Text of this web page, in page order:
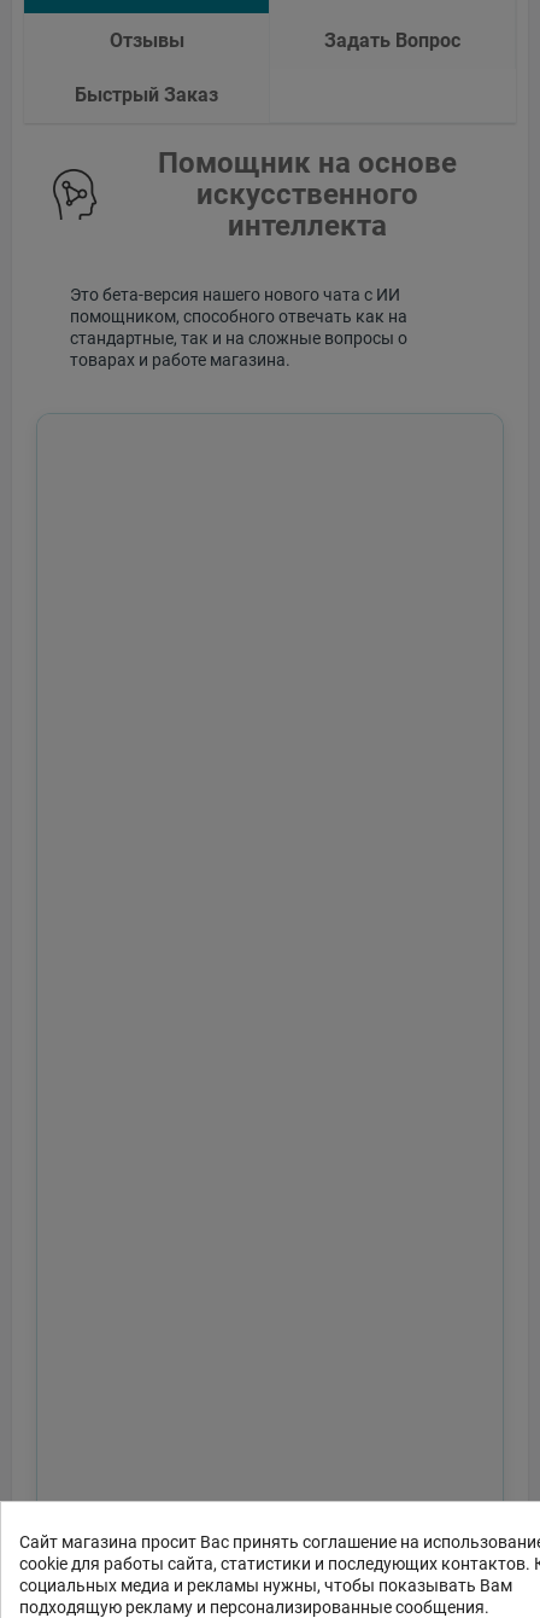
Сайт магазина просит Вас принять соглашение на
cookie для работы сайта, статистики и последующих контактов.
социальных медиа и рекламы нужны, чтобы показывать Вам
подходящую рекламу и персонализированные сообщения.
Отзывы Задать Вопрос
Быстрый Заказ
Помощник на основе
искусственного
интеллекта
Это бета-версия нашего нового чата с ИИ
помощником, способного отвечать как на
стандартные, так и на сложные вопросы о
товарах и работе магазина.